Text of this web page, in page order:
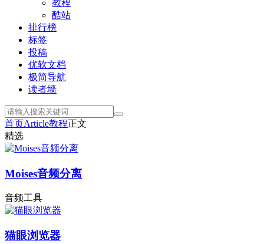
教程
酷站
排行榜
标签
投稿
优软文档
极简导航
读者墙
首页Article教程正文
精选
Moises音频分离
音频工具
猫眼浏览器